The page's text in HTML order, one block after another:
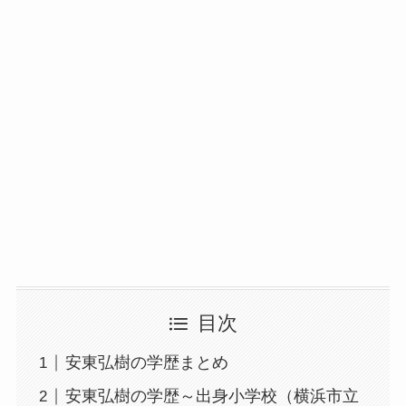
目次
安東弘樹の学歴まとめ
安東弘樹の学歴～出身小学校（横浜市立